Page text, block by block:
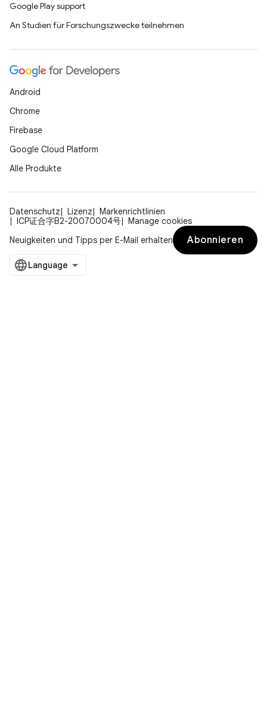
Google Play support
An Studien für Forschungszwecke teilnehmen
Android
Chrome
Firebase
Google Cloud Platform
Alle Produkte
Datenschutz Lizenz
Markenrichtlinien
ICP证合字B2-20070004号
Manage cookies
Neuigkeiten und Tipps per E-Mail erhalten
Abonnieren